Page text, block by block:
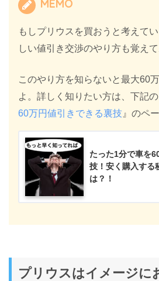
MEMO
もしプリウスを買おうと考えて
しい値引き交渉のやり方も覚え
このやり方を知らないと最大60
よ。詳しく知りたい方は、下記
60万円値引きできる裏技 』のペ
たった1分で車を
技！安く購入する
は？！
プリウスはイメージに